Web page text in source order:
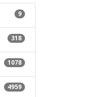
9
318
1078
4959